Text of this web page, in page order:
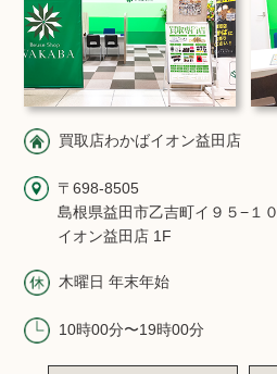
買取店わかばイオン益田店
〒698-8505
島根県益田市乙吉町イ９５−１０
イオン益田店 1F
木曜日 年末年始
10時00分〜19時00分